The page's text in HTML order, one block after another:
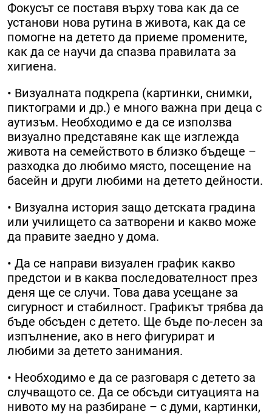
Фокусът се поставя върху това как да се
установи нова рутина в живота, как да се
помогне на детето да приеме промените,
как да се научи да спазва правилата за
хигиена.
• Визуалната подкрепа (картинки, снимки,
пиктограми и др.) е много важна при деца с
аутизъм. Необходимо е да се използва
визуално представяне как ще изглежда
живота на семейството в близко бъдеще –
разходка до любимо място, посещение на
басейн и други любими на детето дейности.
• Визуална история защо детската градина
или училището са затворени и какво може
да правите заедно у дома.
• Да се направи визуален график какво
предстои и в каква последователност през
деня ще се случи. Това дава усещане за
сигурност и стабилност. Графикът трябва да
бъде обсъден с детето. Ще бъде по-лесен за
изпълнение, ако в него фигурират и
любими за детето занимания.
• Необходимо е да се разговаря с детето за
случващото се. Да се обсъди ситуацията на
нивото му на разбиране – с думи, картинки,